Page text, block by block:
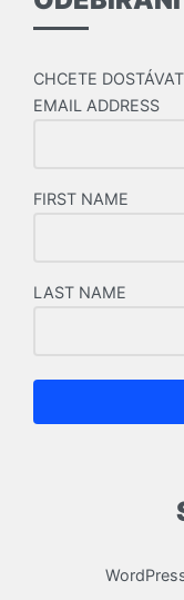
CHCETE
EMAIL ADDRESS
FIRST NAME
LAST NAME